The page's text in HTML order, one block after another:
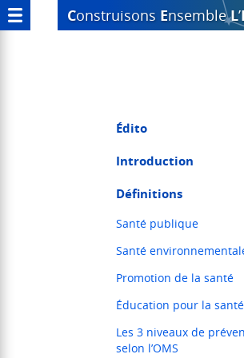
Construisons EnsembleL’
Édito
Introduction
Définitions
Santé publique
Santé
Promotion de la santé
Éducation pour la santé
Les 3 niveaux de
selon l’OMS